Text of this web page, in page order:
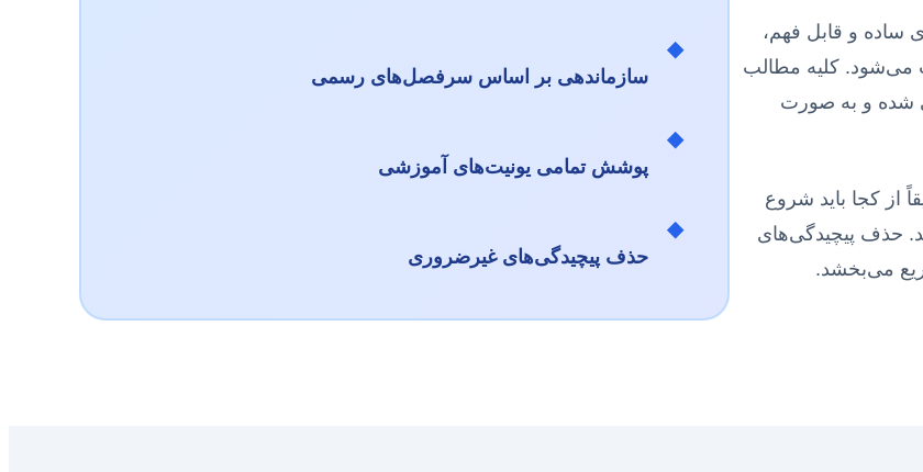
ساده و قابل فهم،
می‌شود. کلیه مطالب
شده و به صورت
از کجا باید شروع
حذف پیچیدگی‌های
می‌بخشد.
◆
سازماندهی بر اساس سرفصل‌های رسمی
◆
پوشش تمامی یونیت‌های آموزشی
◆
حذف پیچیدگی‌های غیرضروری